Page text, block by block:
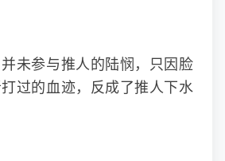
未参与推人的陆悯，只因脸
过的血迹，反成了推人下水